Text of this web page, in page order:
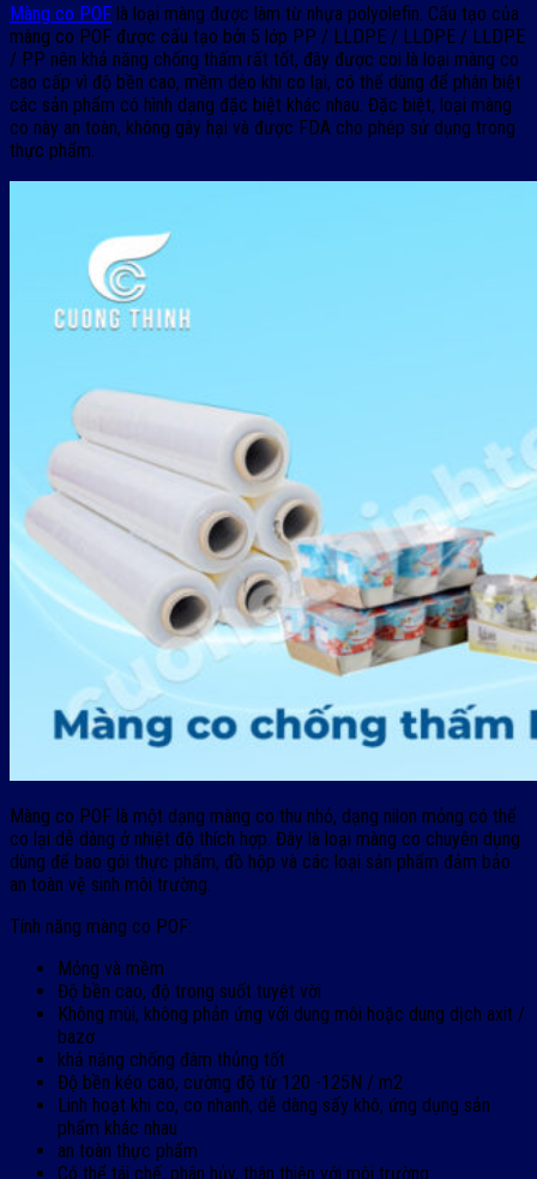
Màng co POF là loại màng được làm từ nhựa polyolefin. Cấu tạo của
màng co POF được cấu tạo bởi 5 lớp PP / LLDPE / LLDPE / LLDPE
/ PP nên khả năng chống thấm rất tốt, đây được coi là loại màng co
cao cấp vì độ bền cao, mềm dẻo khi co lại, có thể dùng để phân biệt
các sản phẩm có hình dạng đặc biệt khác nhau. Đặc biệt, loại màng
co này an toàn, không gây hại và được FDA cho phép sử dụng trong
thực phẩm.
Màng co POF là một dạng màng co thu nhỏ, dạng nilon mỏng có thể
co lại dễ dàng ở nhiệt độ thích hợp. Đây là loại màng co chuyên dụng
dùng để bao gói thực phẩm, đồ hộp và các loại sản phẩm đảm bảo
an toàn vệ sinh môi trường.
Tính năng màng co POF:
Mỏng và mềm
Độ bền cao, độ trong suốt tuyệt vời
Không mùi, không phản ứng với dung môi hoặc dung dịch axit /
bazơ
khả năng chống đâm thủng tốt
Độ bền kéo cao, cường độ từ 120 -125N / m2
Linh hoạt khi co, co nhanh, dễ dàng sấy khô, ứng dụng sản
phẩm khác nhau
an toàn thực phẩm
Có thể tái chế, phân hủy, thân thiện với môi trường